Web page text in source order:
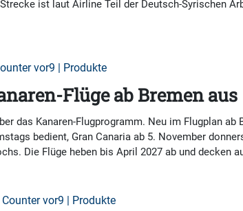
ist laut Airline Teil der Deutsch-Syrischen
vor9 | Produkte
Flüge ab Bremen aus
das Kanaren-Flugprogramm. Neu im Flugplan
bedient, Gran Canaria ab 5. November
Die Flüge heben bis April 2027 ab und decken
vor9 | Produkte